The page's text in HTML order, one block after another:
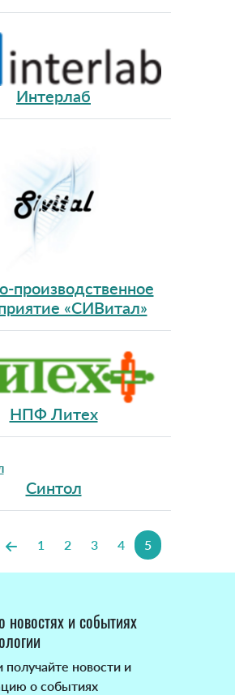
Интерлаб
производственное
«СИВитал»
НПФ Литех
Синтол
1 2 3 4 5
новостях и событиях
новости и
о событиях